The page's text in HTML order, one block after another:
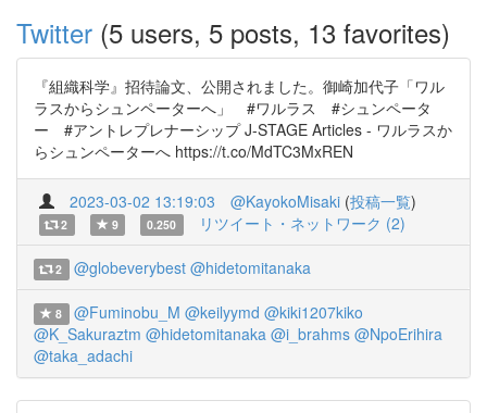
Twitter (5 users, 5 posts, 13 favorites)
『組織科学』招待論文、公開されました。御崎加代子「ワル
ラスからシュンペーターへ」 #ワルラス #シュンペータ
ー #アントレプレナーシップ J-STAGE Articles - ワルラスか
らシュンペーターへ https://t.co/MdTC3MxREN
2023-03-02 13:19:03 @KayokoMisaki (投稿一覧)
2 9 0.250 リツイート・ネットワーク (2)
2 @globeverybest @hidetomitanaka
8 @Fuminobu_M @keilyymd @kiki1207kiko
@K_Sakuraztm @hidetomitanaka @i_brahms @NpoErihira
@taka_adachi